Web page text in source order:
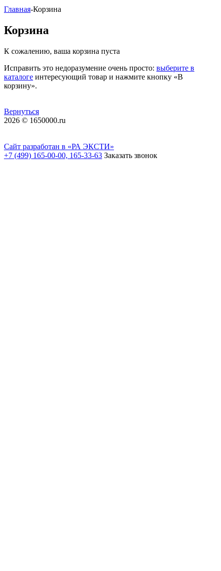
Главная-Корзина
Корзина
К сожалению, ваша корзина пуста
Исправить это недоразумение очень просто: выберите в
каталоге интересующий товар и нажмите кнопку «В
корзину».
Вернуться
2026 © 1650000.ru
Сайт разработан в «РА ЭКСТИ»
+7 (499) 165-00-00, 165-33-63 Заказать звонок